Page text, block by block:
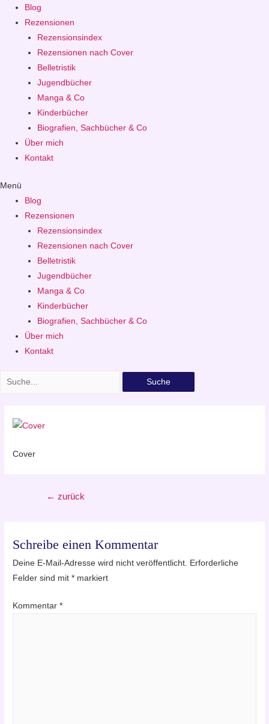
Blog
Rezensionen
Rezensionsindex
Rezensionen nach Cover
Belletristik
Jugendbücher
Manga & Co
Kinderbücher
Biografien, Sachbücher & Co
Über mich
Kontakt
Menü
Blog
Rezensionen
Rezensionsindex
Rezensionen nach Cover
Belletristik
Jugendbücher
Manga & Co
Kinderbücher
Biografien, Sachbücher & Co
Über mich
Kontakt
Suche
Cover
Beitragsnavigation
← zurück
Schreibe einen Kommentar
Deine E-Mail-Adresse wird nicht veröffentlicht. Erforderliche
Felder sind mit* markiert
Kommentar*